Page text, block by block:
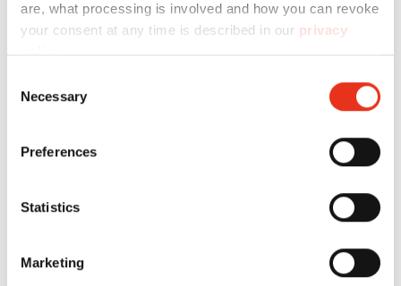
are, what processing is involved and how you can revoke
your consent at any time is described in our privacy
policy.
Selection
Necessary
Preferences
Statistics
Marketing
HSM
X5 - 4,5 x
mecanismo
CD
1043121 4026631057721